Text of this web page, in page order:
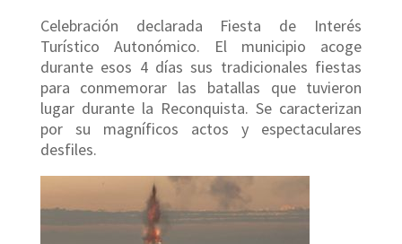
Celebración declarada Fiesta de Interés
Turístico Autonómico. El municipio acoge
durante esos 4 días sus tradicionales fiestas
para conmemorar las batallas que tuvieron
lugar durante la Reconquista. Se caracterizan
por su magníficos actos y espectaculares
desfiles.